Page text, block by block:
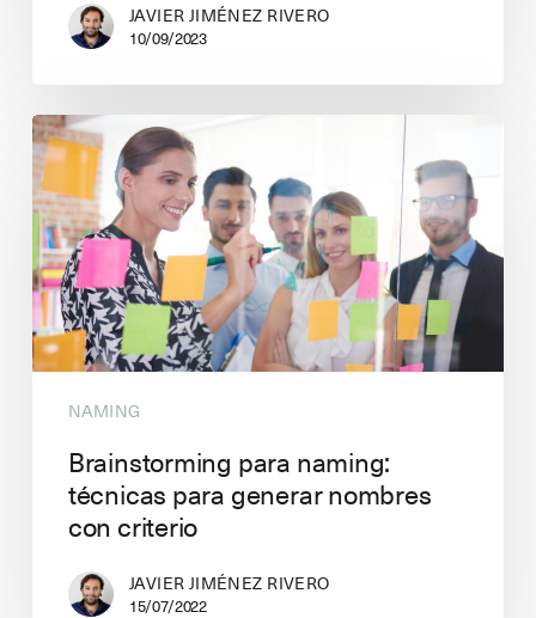
JAVIER JIMÉNEZ RIVERO
10/09/2023
NAMING
Brainstorming para naming:
técnicas para generar nombres
con criterio
JAVIER JIMÉNEZ RIVERO
15/07/2022